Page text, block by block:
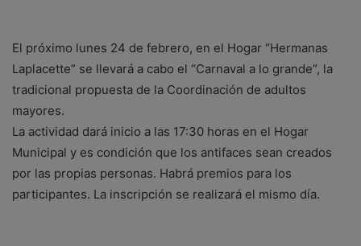
El próximo lunes 24 de febrero, en el Hogar “Hermanas
Laplacette” se llevará a cabo el “Carnaval a lo grande”, la
tradicional propuesta de la Coordinación de adultos
mayores.
La actividad dará inicio a las 17:30 horas en el Hogar
Municipal y es condición que los antifaces sean creados
por las propias personas. Habrá premios para los
participantes. La inscripción se realizará el mismo día.